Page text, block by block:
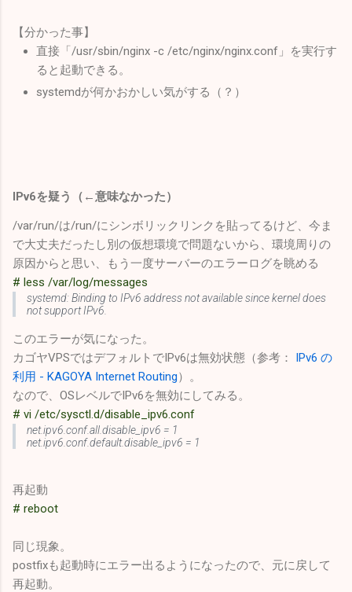
【分かった事】
直接「/usr/sbin/nginx -c /etc/nginx/nginx.conf」を実行す
ると起動できる。
systemdが何かおかしい気がする（？）
IPv6を疑う（←意味なかった）
/var/run/は/run/にシンボリックリンクを貼ってるけど、今ま
で大丈夫だったし別の仮想環境で問題ないから、環境周りの
原因からと思い、もう一度サーバーのエラーログを眺める
# less /var/log/messages
systemd: Binding to IPv6 address not available since kernel does
not support IPv6.
このエラーが気になった。
カゴヤVPSではデフォルトでIPv6は無効状態（参考： IPv6 の
利用 - KAGOYA Internet Routing）。
なので、OSレベルでIPv6を無効にしてみる。
# vi /etc/sysctl.d/disable_ipv6.conf
net.ipv6.conf.all.disable_ipv6 = 1
net.ipv6.conf.default.disable_ipv6 = 1
再起動
# reboot
同じ現象。
postfixも起動時にエラー出るようになったので、元に戻して
再起動。